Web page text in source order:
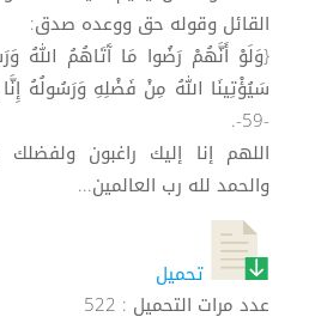
القائل وقوله حق ووعده صدق:
{وَلَوْ أَنَّهُمْ رَضُوا مَا آَتَاهُمُ اللهُ
سَيُؤْتِينَا اللهُ مِنْ فَضْلِهِ وَرَسُولُهُ إِنَّا
-59-.
اللهم إنا إليك راغبون
والحمد لله رب العالمين...
تحميل
عدد مرات التحميل : 522